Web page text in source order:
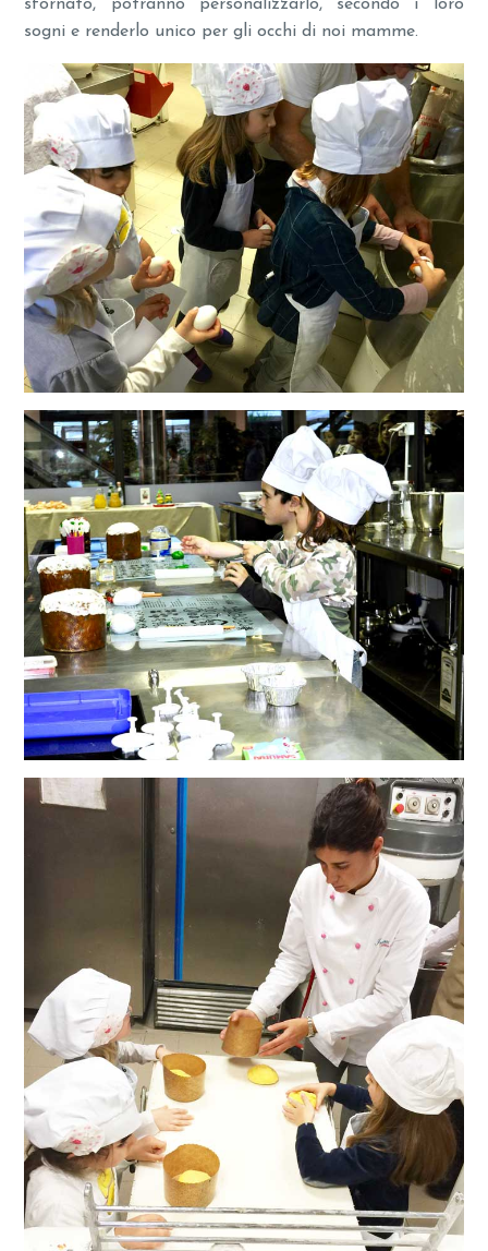
sfornato, potranno personalizzarlo, secondo i loro
sogni e renderlo unico per gli occhi di noi mamme.